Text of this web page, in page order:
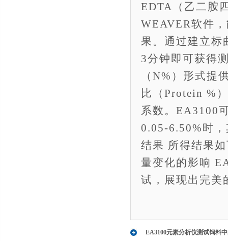
EDTA（乙二胺
WEAVER软件
果。通过建立标
3分钟即可获得
（N%）形式提
比（Protein %
系数。EA3100
0.05-6.50%时
结果 所得结果
量变化的影响
试，展现出完美
EA3100元素分析仪测试饲料